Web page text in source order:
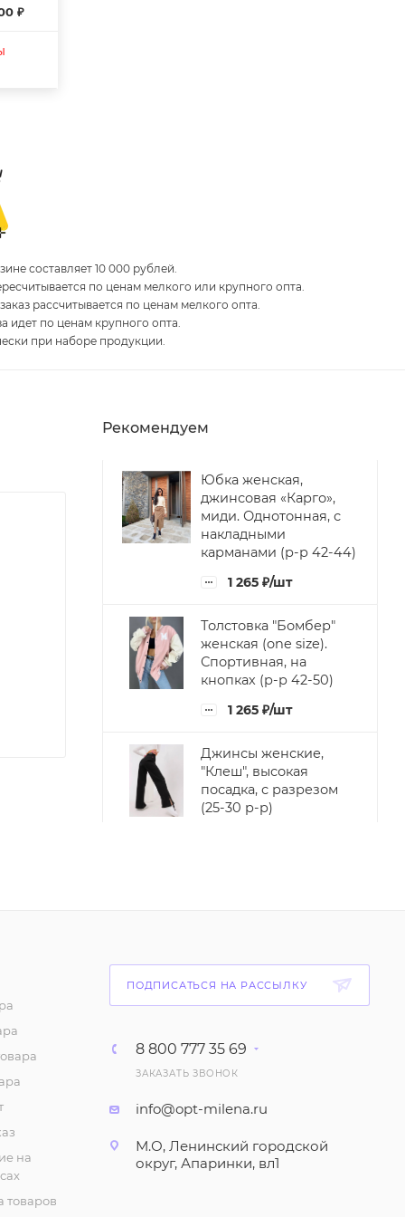
₽
составляет 10 000 рублей.
по ценам мелкого или крупного опта.
рассчитывается по ценам мелкого опта.
идет по ценам крупного опта.
при наборе продукции.
Рекомендуем
Юбка женская,
джинсовая «Карго»,
миди. Однотонная, с
накладными
карманами (р-р 42-44)
1 265 ₽/шт
Толстовка "Бомбер"
женская (one size).
Спортивная, на
кнопках (р-р 42-50)
1 265 ₽/шт
Джинсы женские,
"Клеш", высокая
посадка, с разрезом
(25-30 р-р)
Платье женское
"Комбинация",
бретелях. Миди, А-
женская.
Ассиметричная, с
на
товаров
ПОДПИСАТЬСЯ НА РАССЫЛКУ
8 800 777 35 69
ЗАКАЗАТЬ ЗВОНОК
info@opt-milena.ru
М.О, Ленинский городской
округ, Апаринки, вл1